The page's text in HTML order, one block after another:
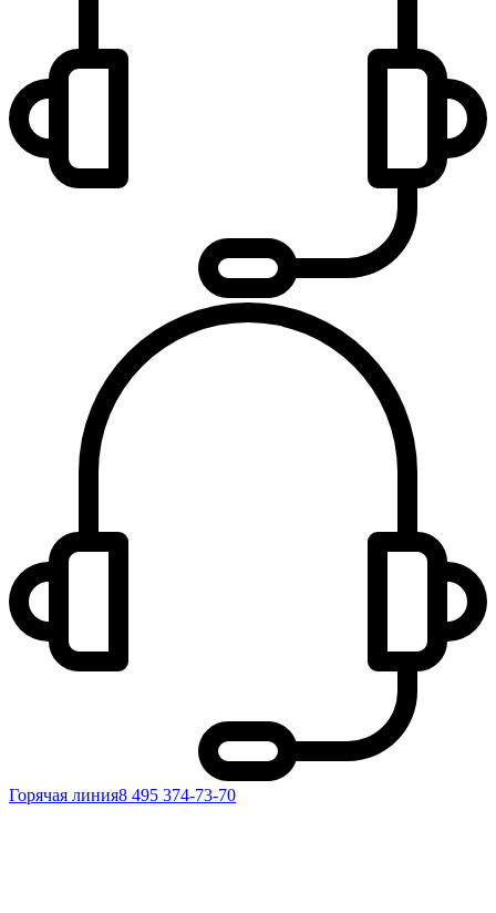
Горячая линия8 495 374-73-70